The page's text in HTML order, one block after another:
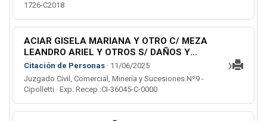
1726-C2018
ACIAR GISELA MARIANA Y OTRO C/ MEZA
LEANDRO ARIEL Y OTROS S/ DAÑOS Y
PERJUICIOS (ORDINARIO)
Citación de Personas · 11/06/2025
Juzgado Civil, Comercial, Minería y Sucesiones Nº9 -
Cipolletti · Exp. Recep.:CI-36045-C-0000
›